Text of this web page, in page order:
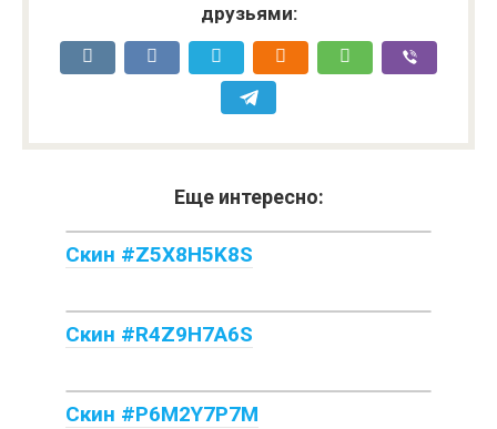
друзьями:
Еще интересно:
Скин #Z5X8H5K8S
Скин #R4Z9H7A6S
Скин #P6M2Y7P7M